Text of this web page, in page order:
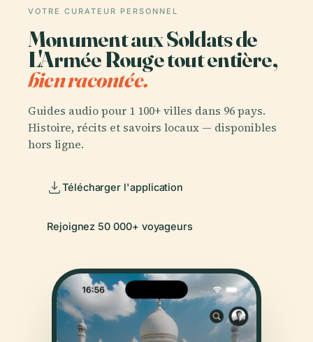
VOTRE CURATEUR PERSONNEL
Monument aux Soldats de
L'Armée Rouge tout entière,
bien racontée.
Guides audio pour 1 100+ villes dans 96 pays.
Histoire, récits et savoirs locaux — disponibles
hors ligne.
Télécharger l'application
Rejoignez 50 000+ voyageurs